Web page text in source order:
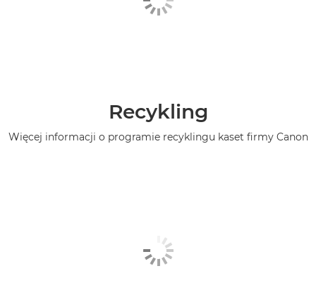
Recykling
Więcej informacji o programie recyklingu kaset firmy Canon